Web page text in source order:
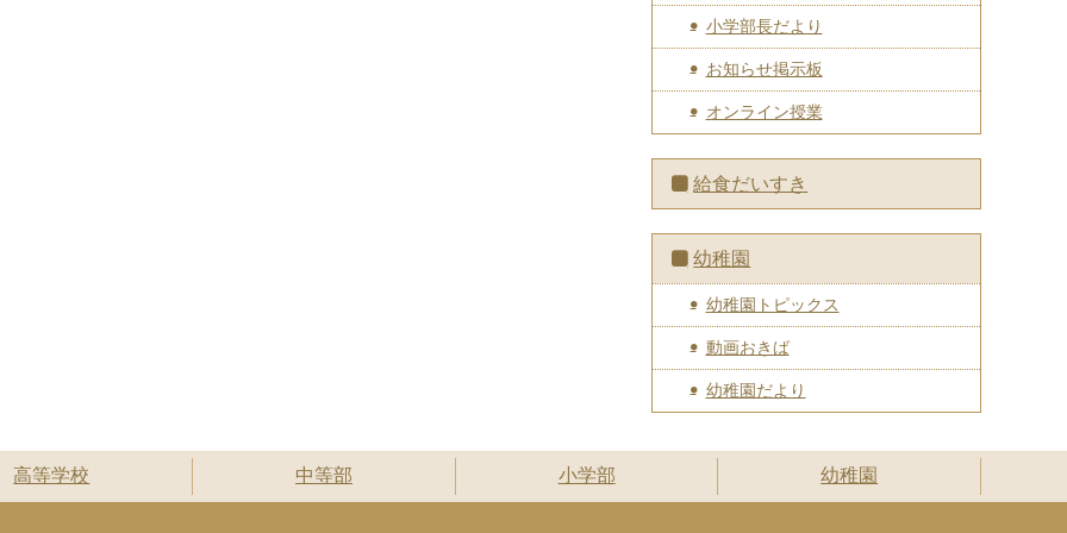
小学部長だより
お知らせ掲示板
オンライン授業
給食だいすき
幼稚園
幼稚園トピックス
動画おきば
幼稚園だより
高等学校 中等部 小学部 幼稚園